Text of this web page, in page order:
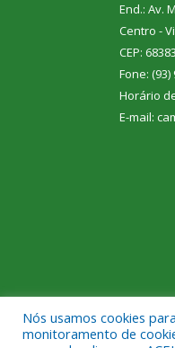
End.: Av.
Centro -
CEP:
Fone: (93)
Horário
E-mail:
Todos
Nós usamos cookies
monitoramento de